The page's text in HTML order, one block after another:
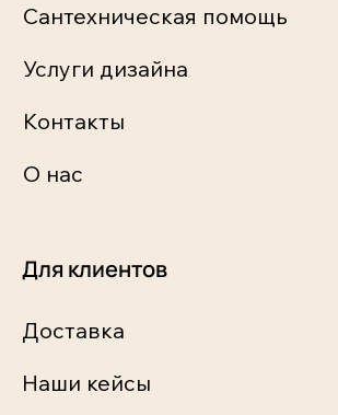
Сантехническая помощь
Услуги дизайна
Контакты
О нас
Для клиентов
Доставка
Наши кейсы